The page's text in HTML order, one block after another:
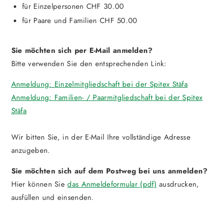
für Einzelpersonen CHF 30.00
für Paare und Familien CHF 50.00
Sie möchten sich per E-Mail anmelden?
Bitte verwenden Sie den entsprechenden Link:
Anmeldung: Einzelmitgliedschaft bei der Spitex Stäfa
Anmeldung: Familien- / Paarmitgliedschaft bei der Spitex
Stäfa
Wir bitten Sie, in der E-Mail Ihre vollständige Adresse
anzugeben.
Sie möchten sich auf dem Postweg bei uns anmelden?
Hier können Siedas Anmeldeformular (pdf) ausdrucken,
ausfüllen und einsenden.